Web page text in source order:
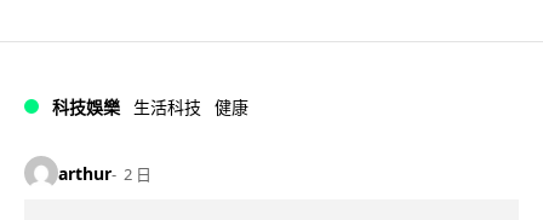
科技娛樂 生活科技 健康
arthur 2 日